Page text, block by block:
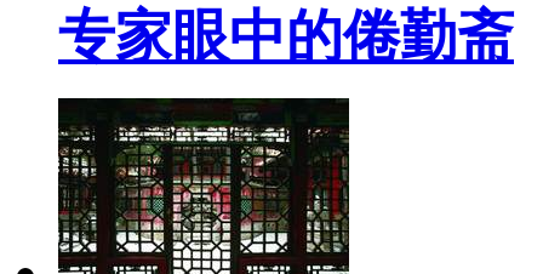
专家眼中的倦勤斋